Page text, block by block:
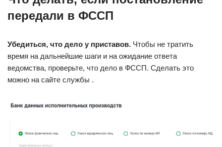
передали в ФССП
Убедиться, что дело у приставов. Чтобы не тратить
время на дальнейшие шаги и на ожидание ответа
ведомства, проверьте, что дело в ФССП. Сделать это
можно на сайте службы .